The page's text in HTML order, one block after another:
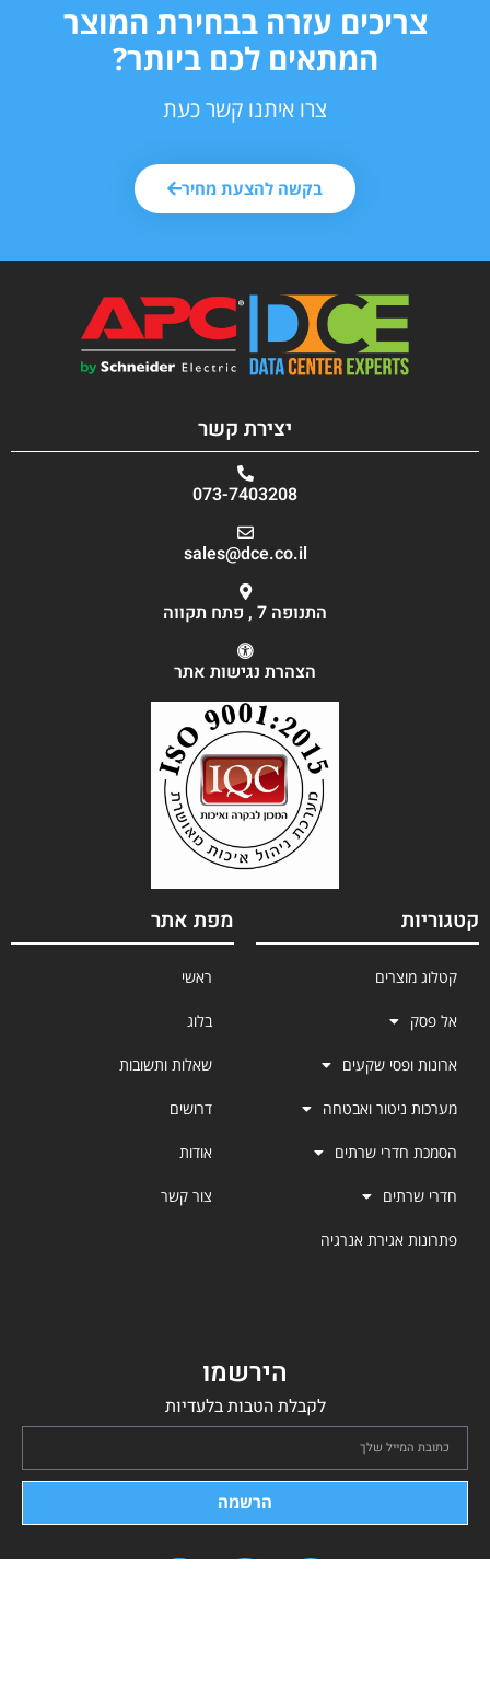
צריכים עזרה בבחירת המוצר
המתאים לכם ביותר?
צרו איתנו קשר כעת
בקשה להצעת מחיר
יצירת קשר
073-7403208
sales@dce.co.il
התנופה 7 , פתח תקווה
הצהרת נגישות אתר
קטגוריות
קטלוג מוצרים
אל פסק
ארונות ופסי שקעים
מערכות ניטור ואבטחה
הסמכת חדרי שרתים
חדרי שרתים
פתרונות אגירת אנרגיה
מפת אתר
ראשי
בלוג
שאלות ותשובות
דרושים
אודות
צור קשר
הירשמו
לקבלת הטבות בלעדיות
הרשמה